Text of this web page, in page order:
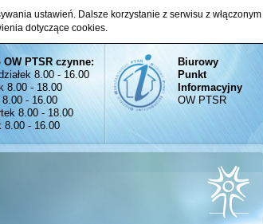
ustawień. Dalsze korzystanie z serwisu z
dotyczące cookies.
OW PTSR czynne:
8.00 - 16.00
8.00 - 18.00
8.00 - 16.00
8.00 - 18.00
8.00 - 16.00
Biurowy
Punkt
Informacyjny
OW PTSR